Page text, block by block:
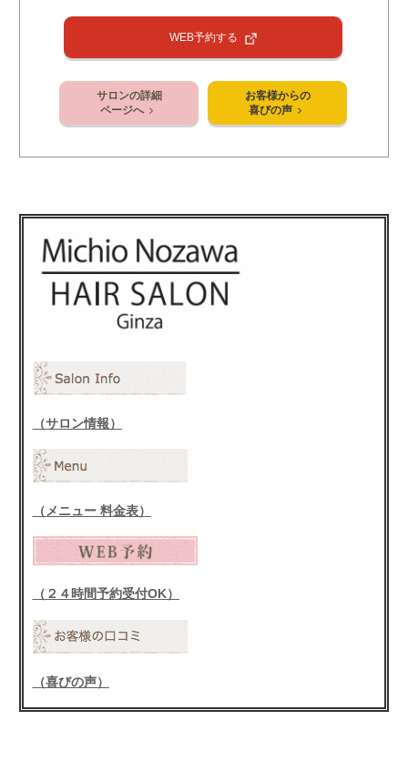
WEB予約する
サロンの詳細
ページへ
お客様からの
喜びの声
（サロン情報）
（メニュー 料金表）
（２４時間予約受付OK）
（喜びの声）